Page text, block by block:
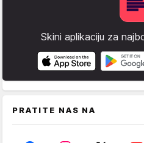
Skini aplikaciju za
PRATITE NAS NA